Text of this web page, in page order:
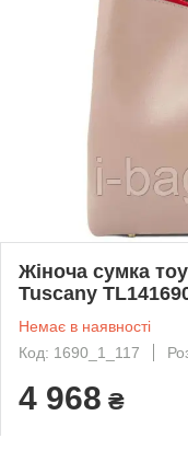
Жіноча сумка
Tuscany
Немає в наявності
Код: 1690_1_117
4 968 ₴